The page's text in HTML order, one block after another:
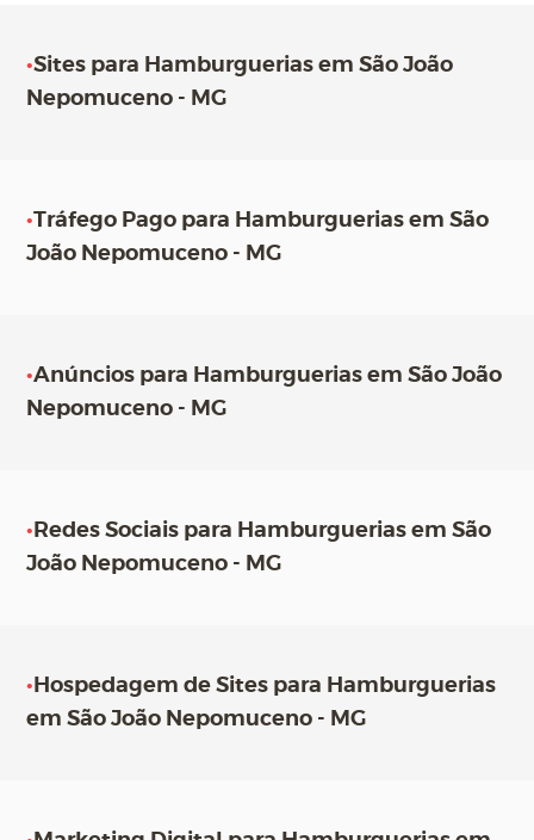
•Sites para Hamburguerias em São João
Nepomuceno - MG
•Tráfego Pago para Hamburguerias em São
João Nepomuceno - MG
•Anúncios para Hamburguerias em São João
Nepomuceno - MG
• Redes Sociais para Hamburguerias em São
João Nepomuceno - MG
• Hospedagem de Sites para Hamburguerias
em São João Nepomuceno - MG